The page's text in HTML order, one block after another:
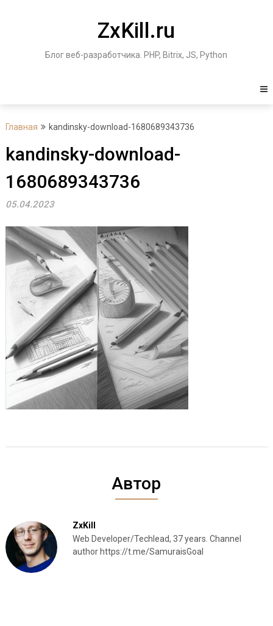
ZxKill.ru
Блог веб-разработчика. PHP, Bitrix, JS, Python
Главная kandinsky-download-1680689343736
kandinsky-download-
1680689343736
05.04.2023
Автор
ZxKill
Web Developer/Techlead, 37 years. Channel
author https://t.me/SamuraisGoal